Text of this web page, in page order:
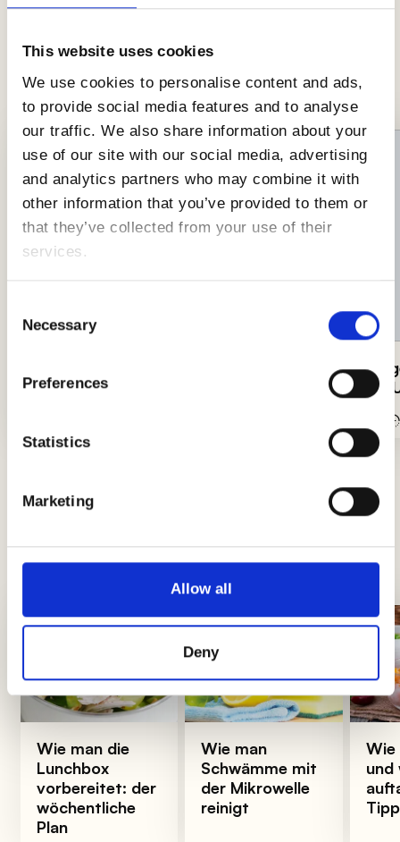
This website uses cookies
We use cookies to personalise content and ads,
to provide social media features and to analyse
our traffic. We also share information about your
use of our site with our social media, advertising
and analytics partners who may combine it with
other information that you’ve provided to them or
that they’ve collected from your use of their
services.
Selection
Necessary
Preferences
Statistics
Marketing
Allow all
Deny
spezialitäten
Viel Hunger und wenig Zeit? Hier ist eine
Küche zu erleichtern!
Lauch
aus den
Tipps und Ratschläge
Neuigkeiten, Einblicke und Tricks, um Könige
und Königinnen der Küche zu werden
Wie man die
Lunchbox
vorbereitet: der
wöchentliche
Plan
Wie man
Schwämme mit
der Mikrowelle
reinigt
Wie
und